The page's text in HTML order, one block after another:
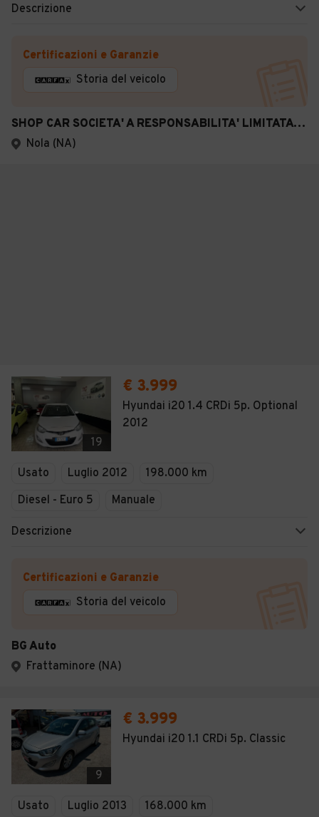
Descrizione
Certificazioni e Garanzie
Storia del veicolo
SHOP CAR SOCIETA' A RESPONSABILITA' LIMITATA SEMPL
Nola (NA)
19
€ 3.999
Hyundai i20 1.4 CRDi 5p. Optional
2012
Usato Luglio 2012
198.000 km
Diesel - Euro 5
Manuale
Descrizione
Certificazioni e Garanzie
Storia del veicolo
BG Auto
Frattaminore (NA)
9
€ 3.999
Hyundai i20 1.1 CRDi 5p. Classic
Usato Luglio 2013
168.000 km